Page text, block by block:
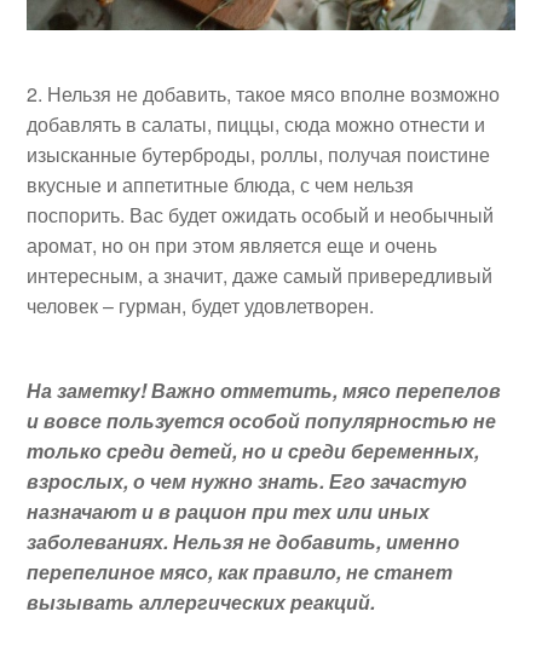
Нельзя не добавить, такое мясо вполне возможно
добавлять в салаты, пиццы, сюда можно отнести и
изысканные бутерброды, роллы, получая поистине
вкусные и аппетитные блюда, с чем нельзя
поспорить. Вас будет ожидать особый и необычный
аромат, но он при этом является еще и очень
интересным, а значит, даже самый привередливый
человек – гурман, будет удовлетворен.
На заметку! Важно отметить, мясо перепелов
и вовсе пользуется особой популярностью не
только среди детей, но и среди беременных,
взрослых, о чем нужно знать. Его зачастую
назначают и в рацион при тех или иных
заболеваниях. Нельзя не добавить, именно
перепелиное мясо, как правило, не станет
вызывать аллергических реакций.